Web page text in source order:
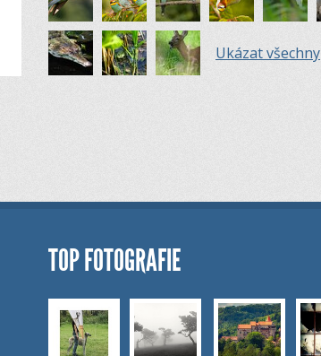
Ukázat všechny
TOP FOTOGRAFIE